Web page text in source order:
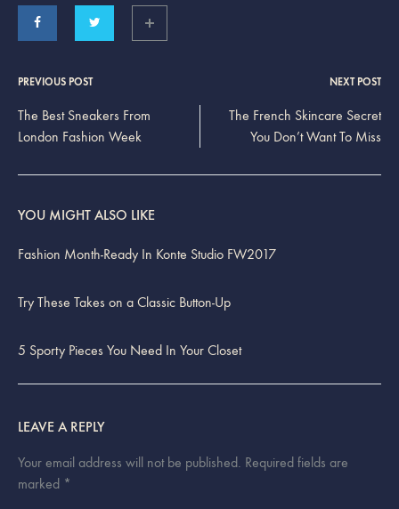
Post
PREVIOUS POST NEXT POST
The Best Sneakers From
London Fashion Week
The French Skincare Secret
You Don’t Want To Miss
YOU MIGHT ALSO LIKE
Fashion Month-Ready In Konte Studio FW2017
Try These Takes on a Classic Button-Up
5 Sporty Pieces You Need In Your Closet
LEAVE A REPLY
Your email address will not be published. Required fields are
marked *